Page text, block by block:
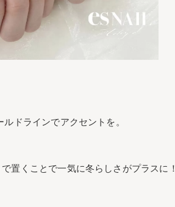
ドラインでアクセントを。
置くことで一気に冬らしさがプラスに！